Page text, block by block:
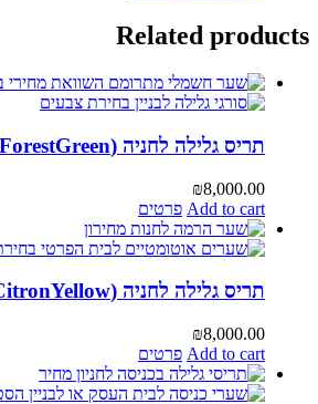
Related products
תריס גלילה לחניה (ForestGreen) החל מ
₪8,000.00
Add to cart פרטים
תריס גלילה לחניה (CitronYellow) החל מ
₪8,000.00
Add to cart פרטים